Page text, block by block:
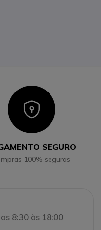
Icon
SEGURO
100% seguras
8:30 às 18:00